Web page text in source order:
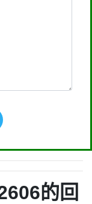
的回